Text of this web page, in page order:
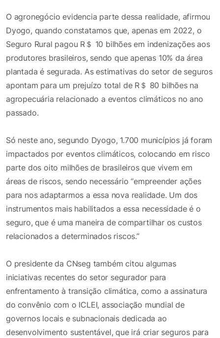
O agronegócio evidencia parte dessa realidade, afirmou
Dyogo, quando constatamos que, apenas em 2022, o
Seguro Rural pagou R＄ 10 bilhões em indenizações aos
produtores brasileiros, sendo que apenas 10% da área
plantada é segurada. As estimativas do setor de seguros
apontam para um prejuízo total de R＄ 80 bilhões na
agropecuária relacionado a eventos climáticos no ano
passado.
Só neste ano, segundo Dyogo, 1.700 municípios já foram
impactados por eventos climáticos, colocando em risco
parte dos oito milhões de brasileiros que vivem em
áreas de riscos, sendo necessário “empreender ações
para nos adaptarmos a essa nova realidade. Um dos
instrumentos mais habilitados a essa necessidade é o
seguro, que é uma maneira de compartilhar os custos
relacionados a determinados riscos.”
O presidente da CNseg também citou algumas
iniciativas recentes do setor segurador para
enfrentamento à transição climática, como a assinatura
do convênio com o ICLEI, associação mundial de
governos locais e subnacionais dedicada ao
desenvolvimento sustentável, que irá criar seguros para